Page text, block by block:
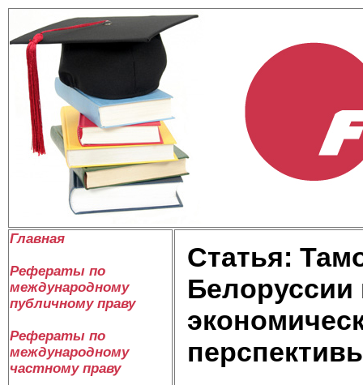
Главная
Рефераты по
международному
публичному праву
Рефераты по
международному
частному праву
Статья:
Белоруссии